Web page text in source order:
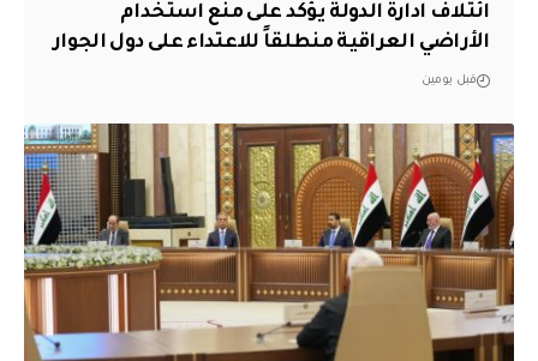
ائتلاف ادارة الدولة يؤكد على منع استخدام
الأراضي العراقية منطلقاً للاعتداء على دول الجوار
قبل يومين